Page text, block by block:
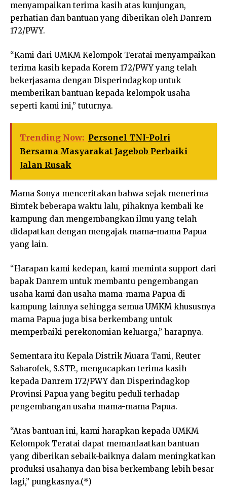
menyampaikan terima kasih atas kunjungan,
perhatian dan bantuan yang diberikan oleh Danrem
172/PWY.
“Kami dari UMKM Kelompok Teratai menyampaikan
terima kasih kepada Korem 172/PWY yang telah
bekerjasama dengan Disperindagkop untuk
memberikan bantuan kepada kelompok usaha
seperti kami ini,” tuturnya.
Trending Now: Personel TNI-Polri
Bersama Masyarakat Jagebob Perbaiki
Jalan Rusak
Mama Sonya menceritakan bahwa sejak menerima
Bimtek beberapa waktu lalu, pihaknya kembali ke
kampung dan mengembangkan ilmu yang telah
didapatkan dengan mengajak mama-mama Papua
yang lain.
“Harapan kami kedepan, kami meminta support dari
bapak Danrem untuk membantu pengembangan
usaha kami dan usaha mama-mama Papua di
kampung lainnya sehingga semua UMKM khususnya
mama Papua juga bisa berkembang untuk
memperbaiki perekonomian keluarga,” harapnya.
Sementara itu Kepala Distrik Muara Tami, Reuter
Sabarofek, S.STP., mengucapkan terima kasih
kepada Danrem 172/PWY dan Disperindagkop
Provinsi Papua yang begitu peduli terhadap
pengembangan usaha mama-mama Papua.
“Atas bantuan ini, kami harapkan kepada UMKM
Kelompok Teratai dapat memanfaatkan bantuan
yang diberikan sebaik-baiknya dalam meningkatkan
produksi usahanya dan bisa berkembang lebih besar
lagi,” pungkasnya.(*)